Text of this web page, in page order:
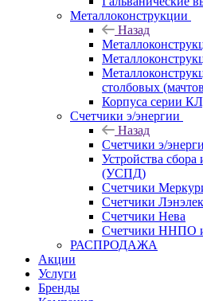
Металлоконструкции
Назад
столбовых
Корпуса серии
Счетчики э/энергии
Назад
Счетчики э/
Устройства
(УСПД)
Счетчики
Счетчики
Счетчики Нева
Счетчики ННПО
РАСПРОДАЖА
Акции
Услуги
Бренды